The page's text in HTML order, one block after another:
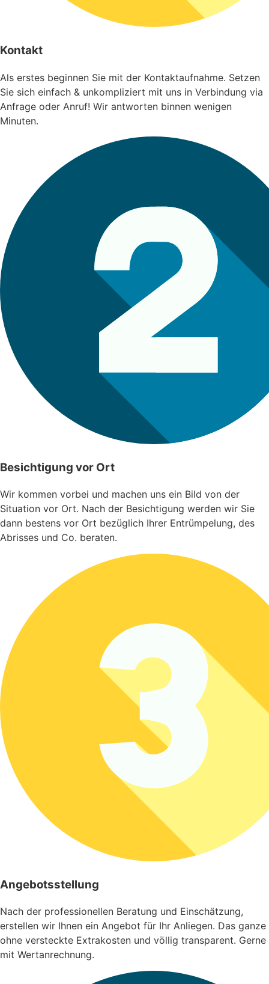
Kontakt
Als erstes beginnen Sie mit der Kontaktaufnahme. Setzen
Sie sich einfach & unkompliziert mit uns in Verbindung via
Anfrage oder Anruf! Wir antworten binnen wenigen
Minuten.
Besichtigung vor Ort
Wir kommen vorbei und machen uns ein Bild von der
Situation vor Ort. Nach der Besichtigung werden wir Sie
dann bestens vor Ort bezüglich Ihrer Entrümpelung, des
Abrisses und Co. beraten.
Angebotsstellung
Nach der professionellen Beratung und Einschätzung,
erstellen wir Ihnen ein Angebot für Ihr Anliegen. Das ganze
ohne versteckte Extrakosten und völlig transparent. Gerne
mit Wertanrechnung.